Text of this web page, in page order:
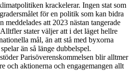
krackelerar. Ingen stat som
för en politik som kan bidra
att 2023 nästan tangerade
stater väljer att i det läget hellre
mål, än att stå med byxorna
än så länge dubbelspel.
Parisöverenskommelsen blir alltmer
och aktionerna och engagemangen allt